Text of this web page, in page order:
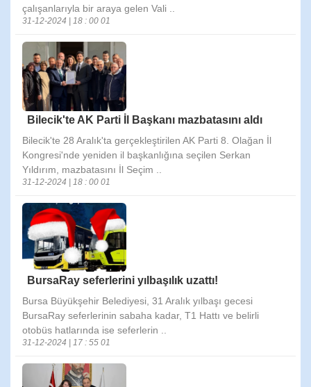
çalışanlarıyla bir araya gelen Vali ..
31-12-2024 | 18 : 00 01
Bilecik'te AK Parti İl Başkanı mazbatasını aldı
Bilecik'te 28 Aralık'ta gerçekleştirilen AK Parti 8. Olağan İl
Kongresi'nde yeniden il başkanlığına seçilen Serkan
Yıldırım, mazbatasını İl Seçim ..
31-12-2024 | 18 : 00 01
BursaRay seferlerini yılbaşılık uzattı!
Bursa Büyükşehir Belediyesi, 31 Aralık yılbaşı gecesi
BursaRay seferlerinin sabaha kadar, T1 Hattı ve belirli
otobüs hatlarında ise seferlerin ..
31-12-2024 | 17 : 55 01